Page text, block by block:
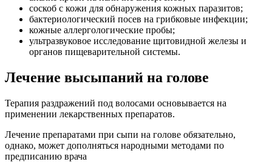
соскоб с кожи для обнаружения кожных паразитов;
бактериологический посев на грибковые инфекции;
кожные аллергологические пробы;
ультразвуковое исследование щитовидной железы и
органов пищеварительной системы.
Лечение высыпаний на голове
Терапия раздражений под волосами основывается на
применении лекарственных препаратов.
Лечение препаратами при сыпи на голове обязательно,
однако, может дополняться народными методами по
предписанию врача